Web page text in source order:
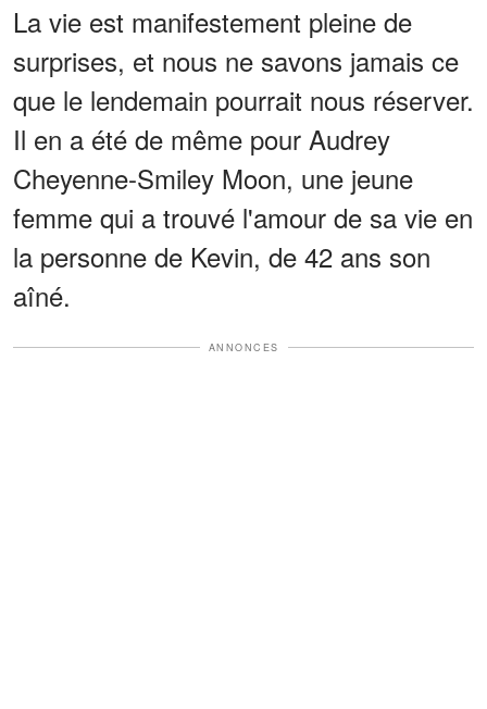
La vie est manifestement pleine de
surprises, et nous ne savons jamais ce
que le lendemain pourrait nous réserver.
Il en a été de même pour Audrey
Cheyenne-Smiley Moon, une jeune
femme qui a trouvé l'amour de sa vie en
la personne de Kevin, de 42 ans son
aîné.
ANNONCES